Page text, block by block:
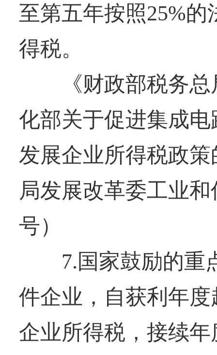
至第五年按照25%
得税。
《财政部税务总
化部关于促进集成
发展企业所得税政
局发展改革委工业
号）
7.国家鼓励的重
件企业，自获利年
企业所得税，接续